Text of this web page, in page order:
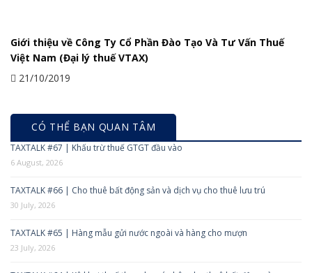
Giới thiệu về Công Ty Cổ Phần Đào Tạo Và Tư Vấn Thuế
Việt Nam (Đại lý thuế VTAX)
21/10/2019
CÓ THỂ BẠN QUAN TÂM
TAXTALK #67 | Khấu trừ thuế GTGT đầu vào
6 August, 2026
TAXTALK #66 | Cho thuê bất động sản và dịch vụ cho thuê lưu trú
30 July, 2026
TAXTALK #65 | Hàng mẫu gửi nước ngoài và hàng cho mượn
23 July, 2026